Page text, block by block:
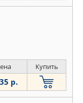
Купить
р.